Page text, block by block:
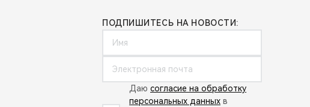
ПОДПИШИТЕСЬ НА НОВОСТИ:
Даю согласие на обработку
персональных данных в